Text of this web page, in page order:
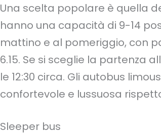
Una scelta popolare è quella
hanno una capacità di 9-14
mattino e al pomeriggio, con
6.15. Se si sceglie la partenza
le 12:30 circa. Gli autobus
confortevole e lussuosa
Sleeper bus